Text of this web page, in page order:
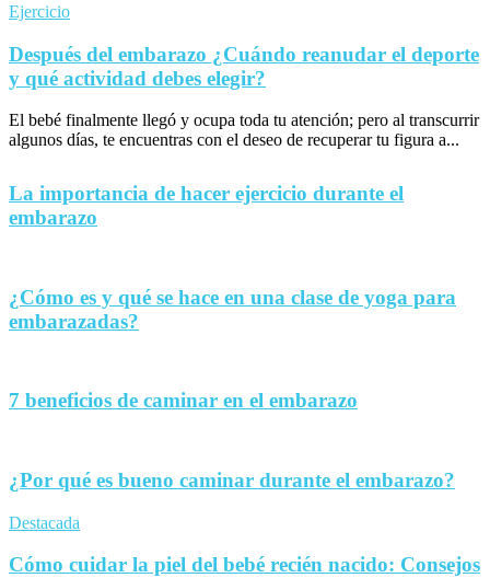
Ejercicio
Después del embarazo ¿Cuándo reanudar el deporte
y qué actividad debes elegir?
El bebé finalmente llegó y ocupa toda tu atención; pero al transcurrir
algunos días, te encuentras con el deseo de recuperar tu figura a...
La importancia de hacer ejercicio durante el
embarazo
¿Cómo es y qué se hace en una clase de yoga para
embarazadas?
7 beneficios de caminar en el embarazo
¿Por qué es bueno caminar durante el embarazo?
Destacada
Cómo cuidar la piel del bebé recién nacido: Consejos